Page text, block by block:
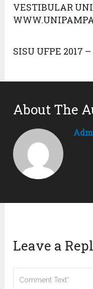
VESTIBULAR
SISU UFPE 2017
About The
Leave a